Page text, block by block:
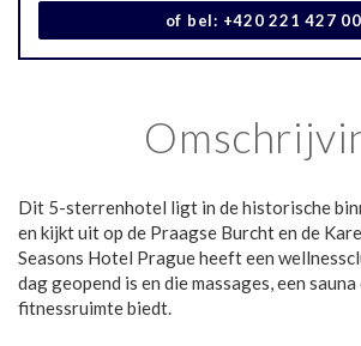
of bel: +420 221 427
Dit 5-sterrenhotel ligt in de historische
en kijkt uit op de Praagse Burcht en de
Seasons Hotel Prague heeft een
dag geopend is en die massages, een sauna
fitnessruimte biedt.